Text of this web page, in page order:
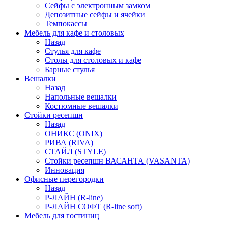
Сейфы с электронным замком
Депозитные сейфы и ячейки
Темпокассы
Мебель для кафе и столовых
Назад
Стулья для кафе
Столы для столовых и кафе
Барные стулья
Вешалки
Назад
Напольные вешалки
Костюмные вешалки
Стойки ресепшн
Назад
ОНИКС (ONIX)
РИВА (RIVA)
СТАЙЛ (STYLE)
Стойки ресепшн ВАСАНТА (VASANTA)
Инновация
Офисные перегородки
Назад
Р-ЛАЙН (R-line)
Р-ЛАЙН СОФТ (R-line soft)
Мебель для гостиниц